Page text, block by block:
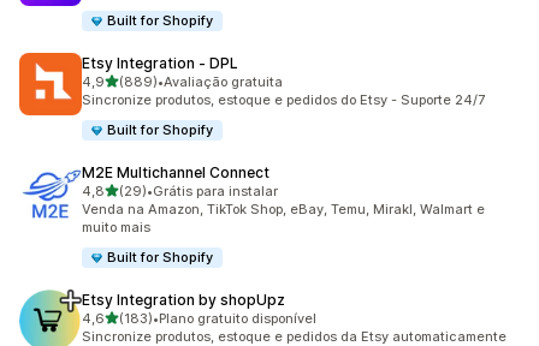
Built for Shopify
Etsy Integration ‑ DPL
4,9de 5 estrelas
(889)
889 avaliações ao todo
•Avaliação gratuita
Sincronize produtos, estoque e pedidos do Etsy - Suporte 24/7
Built for Shopify
M2E Multichannel Connect
4,8de 5 estrelas
(29)
29 avaliações ao todo
•Grátis para instalar
Venda na Amazon, TikTok Shop, eBay, Temu, Mirakl, Walmart e
muito mais
Built for Shopify
Etsy Integration by shopUpz
4,6de 5 estrelas
(183)
183 avaliações ao todo
•Plano gratuito disponível
Sincronize produtos, estoque e pedidos da Etsy automaticamente